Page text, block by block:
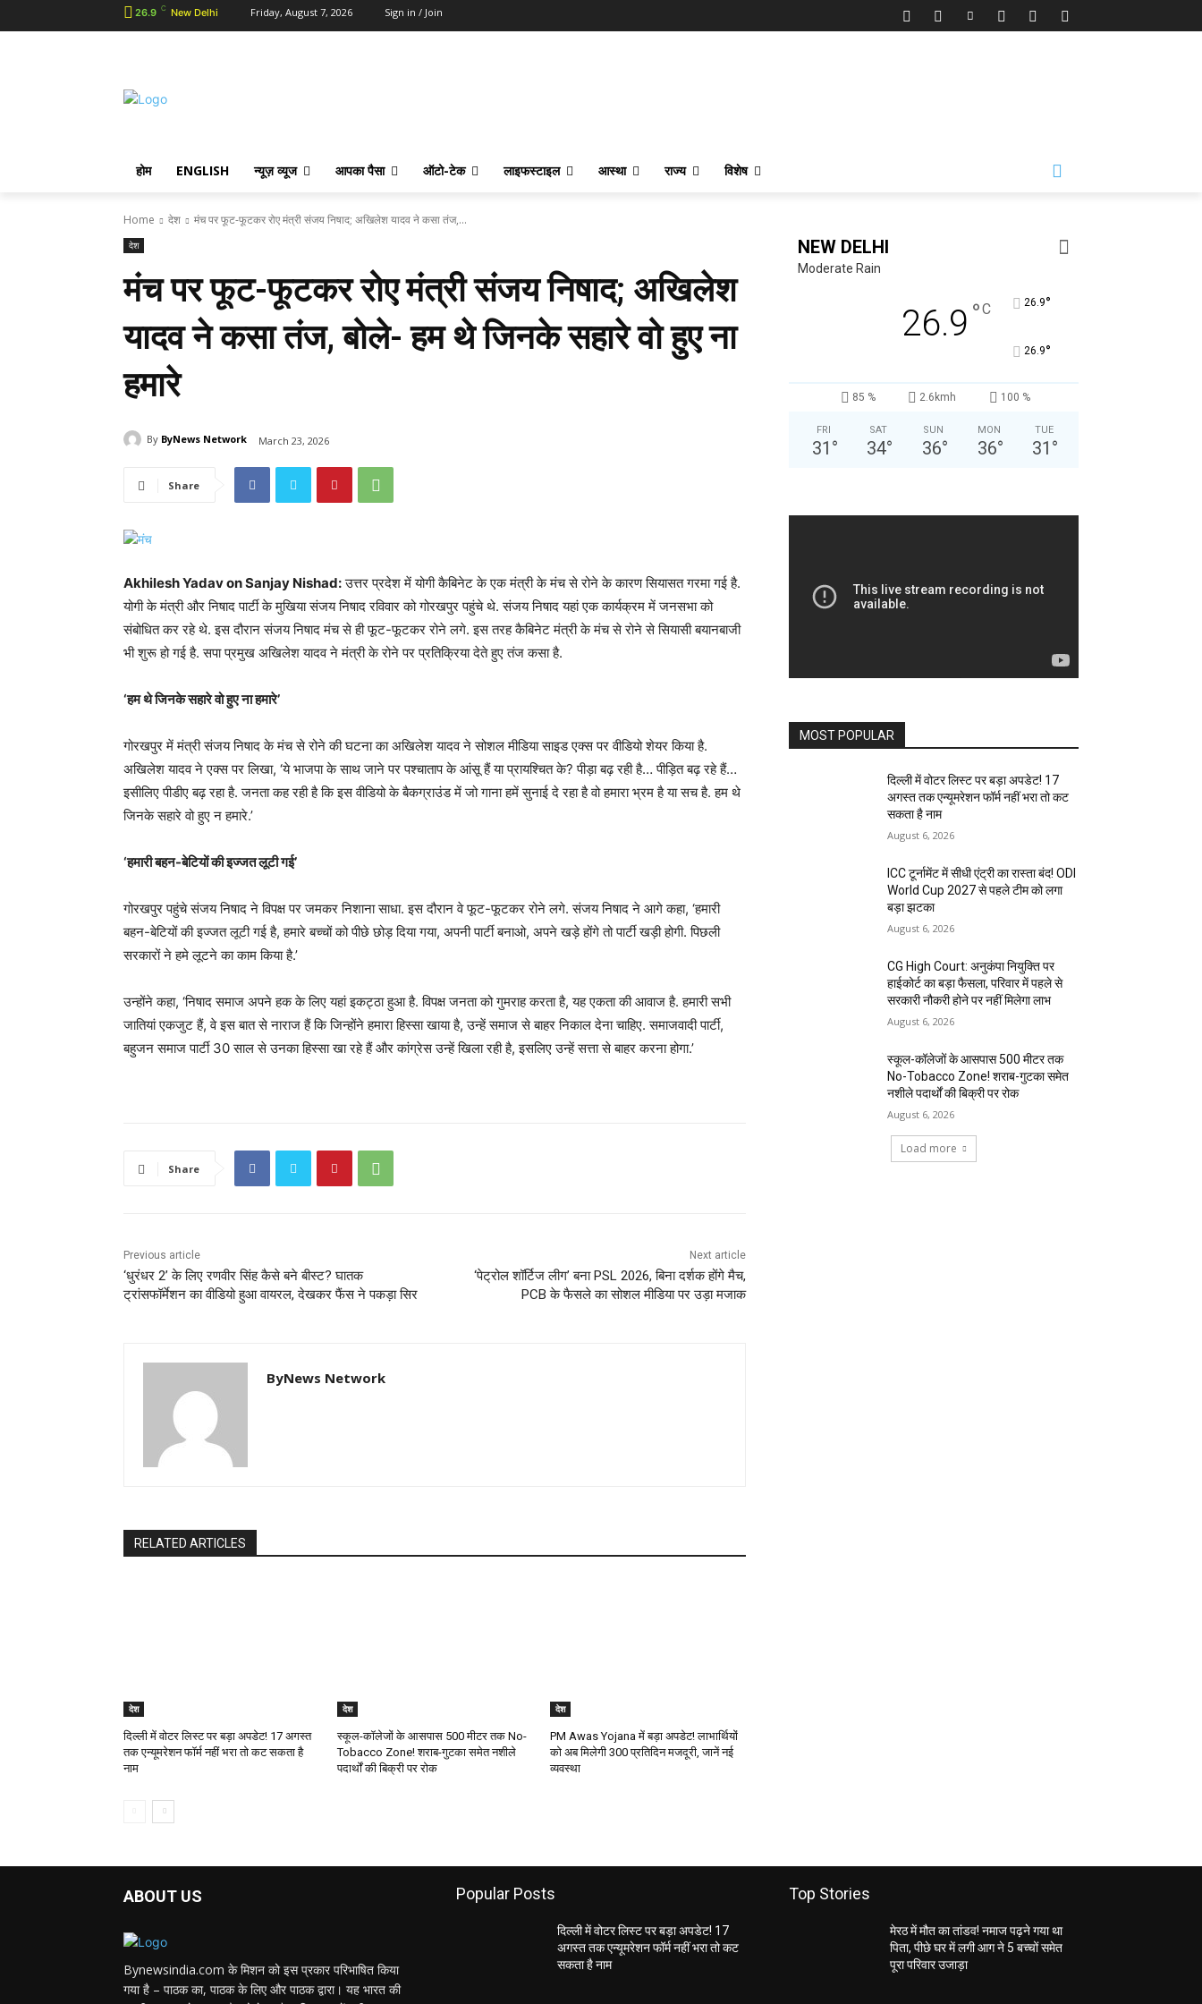
26.9 C New Delhi Friday, August 7, 2026 Sign in / Join
होम ENGLISH न्यूज़ व्यूज आपका पैसा ऑटो-टेक लाइफस्टाइल आस्था राज्य विशेष
Home देश मंच पर फूट-फूटकर रोए मंत्री संजय निषाद; अखिलेश यादव ने कसा तंज,...
देश
मंच पर फूट-फूटकर रोए मंत्री संजय निषाद; अखिलेश
यादव ने कसा तंज, बोले- हम थे जिनके सहारे वो हुए ना
हमारे
By ByNews Network March 23, 2026
Share
Akhilesh Yadav on Sanjay Nishad:उत्तर प्रदेश में योगी कैबिनेट के एक मंत्री के मंच से रोने के कारण सियासत गरमा गई है.
योगी के मंत्री और निषाद पार्टी के मुखिया संजय निषाद रविवार को गोरखपुर पहुंचे थे. संजय निषाद यहां एक कार्यक्रम में जनसभा को
संबोधित कर रहे थे. इस दौरान संजय निषाद मंच से ही फूट-फूटकर रोने लगे. इस तरह कैबिनेट मंत्री के मंच से रोने से सियासी बयानबाजी
भी शुरू हो गई है. सपा प्रमुख अखिलेश यादव ने मंत्री के रोने पर प्रतिक्रिया देते हुए तंज कसा है.
‘हम थे जिनके सहारे वो हुए ना हमारे’
गोरखपुर में मंत्री संजय निषाद के मंच से रोने की घटना का अखिलेश यादव ने सोशल मीडिया साइड एक्स पर वीडियो शेयर किया है.
अखिलेश यादव ने एक्स पर लिखा, ‘ये भाजपा के साथ जाने पर पश्चाताप के आंसू हैं या प्रायश्चित के? पीड़ा बढ़ रही है… पीड़ित बढ़ रहे हैं…
इसीलिए पीडीए बढ़ रहा है. जनता कह रही है कि इस वीडियो के बैकग्राउंड में जो गाना हमें सुनाई दे रहा है वो हमारा भ्रम है या सच है. हम थे
जिनके सहारे वो हुए न हमारे.’
‘हमारी बहन-बेटियों की इज्जत लूटी गई’
गोरखपुर पहुंचे संजय निषाद ने विपक्ष पर जमकर निशाना साधा. इस दौरान वे फूट-फूटकर रोने लगे. संजय निषाद ने आगे कहा, ‘हमारी
बहन-बेटियों की इज्जत लूटी गई है, हमारे बच्चों को पीछे छोड़ दिया गया, अपनी पार्टी बनाओ, अपने खड़े होंगे तो पार्टी खड़ी होगी. पिछली
सरकारों ने हमे लूटने का काम किया है.’
उन्होंने कहा, ‘निषाद समाज अपने हक के लिए यहां इकट्ठा हुआ है. विपक्ष जनता को गुमराह करता है, यह एकता की आवाज है. हमारी सभी
जातियां एकजुट हैं, वे इस बात से नाराज हैं कि जिन्होंने हमारा हिस्सा खाया है, उन्हें समाज से बाहर निकाल देना चाहिए. समाजवादी पार्टी,
बहुजन समाज पार्टी 30 साल से उनका हिस्सा खा रहे हैं और कांग्रेस उन्हें खिला रही है, इसलिए उन्हें सत्ता से बाहर करना होगा.’
Share
Previous article
‘धुरंधर 2’ के लिए रणवीर सिंह कैसे बने बीस्ट? घातक
ट्रांसफॉर्मेशन का वीडियो हुआ वायरल, देखकर फैंस ने पकड़ा सिर
Next article
‘पेट्रोल शॉर्टिज लीग’ बना PSL 2026, बिना दर्शक होंगे मैच,
PCB के फैसले का सोशल मीडिया पर उड़ा मजाक
ByNews Network
RELATED ARTICLES
देश
दिल्ली में वोटर लिस्ट पर बड़ा अपडेट! 17 अगस्त
तक एन्यूमरेशन फॉर्म नहीं भरा तो कट सकता है
नाम
देश
स्कूल-कॉलेजों के आसपास 500 मीटर तक No-
Tobacco Zone! शराब-गुटका समेत नशीले
पदार्थों की बिक्री पर रोक
देश
PM Awas Yojana में बड़ा अपडेट! लाभार्थियों
को अब मिलेगी ₹300 प्रतिदिन मजदूरी, जानें नई
व्यवस्था
NEW DELHI
Moderate Rain
26.9 °C 26.9°
26.9°
85 % 2.6kmh 100 %
FRI
31 °
SAT
34°
SUN
36°
MON
36°
TUE
31 °
MOST POPULAR
दिल्ली में वोटर लिस्ट पर बड़ा अपडेट! 17
अगस्त तक एन्यूमरेशन फॉर्म नहीं भरा तो कट
सकता है नाम
August 6, 2026
ICC टूर्नामेंट में सीधी एंट्री का रास्ता बंद! ODI
World Cup 2027 से पहले टीम को लगा
बड़ा झटका
August 6, 2026
CG High Court: अनुकंपा नियुक्ति पर
हाईकोर्ट का बड़ा फैसला, परिवार में पहले से
सरकारी नौकरी होने पर नहीं मिलेगा लाभ
August 6, 2026
स्कूल-कॉलेजों के आसपास 500 मीटर तक
No-Tobacco Zone! शराब-गुटका समेत
नशीले पदार्थों की बिक्री पर रोक
August 6, 2026
Load more
ABOUT US
Bynewsindia.com के मिशन को इस प्रकार परिभाषित किया
गया है – पाठक का, पाठक के लिए और पाठक द्वारा। यह भारत की
Popular Posts
दिल्ली में वोटर लिस्ट पर बड़ा अपडेट! 17
अगस्त तक एन्यूमरेशन फॉर्म नहीं भरा तो कट
सकता है नाम
Top Stories
मेरठ में मौत का तांडव! नमाज पढ़ने गया था
पिता, पीछे घर में लगी आग ने 5 बच्चों समेत
पूरा परिवार उजाड़ा